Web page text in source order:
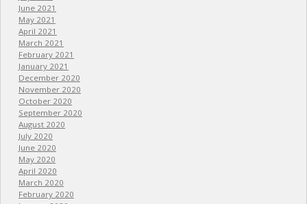
June 2021
May 2021
April 2021
March 2021
February 2021
January 2021
December 2020
November 2020
October 2020
September 2020
August 2020
July 2020
June 2020
May 2020
April 2020
March 2020
February 2020